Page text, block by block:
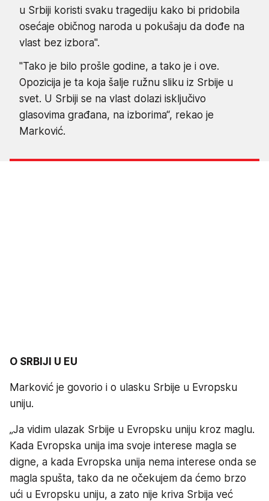
u Srbiji koristi svaku tragediju kako bi pridobila
osećaje običnog naroda u pokušaju da dođe na
vlast bez izbora".
"Tako je bilo prošle godine, a tako je i ove.
Opozicija je ta koja šalje ružnu sliku iz Srbije u
svet. U Srbiji se na vlast dolazi isključivo
glasovima građana, na izborima“, rekao je
Marković.
O SRBIJI U EU
Marković je govorio i o ulasku Srbije u Evropsku
uniju.
„Ja vidim ulazak Srbije u Evropsku uniju kroz maglu.
Kada Evropska unija ima svoje interese magla se
digne, a kada Evropska unija nema interese onda se
magla spušta, tako da ne očekujem da ćemo brzo
ući u Evropsku uniju, a zato nije kriva Srbija već